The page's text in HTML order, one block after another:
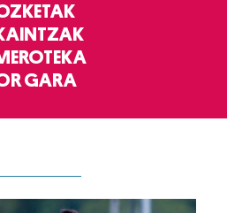
GARA